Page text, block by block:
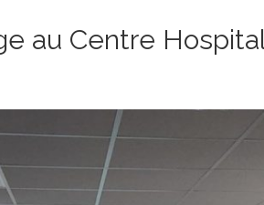
au Centre